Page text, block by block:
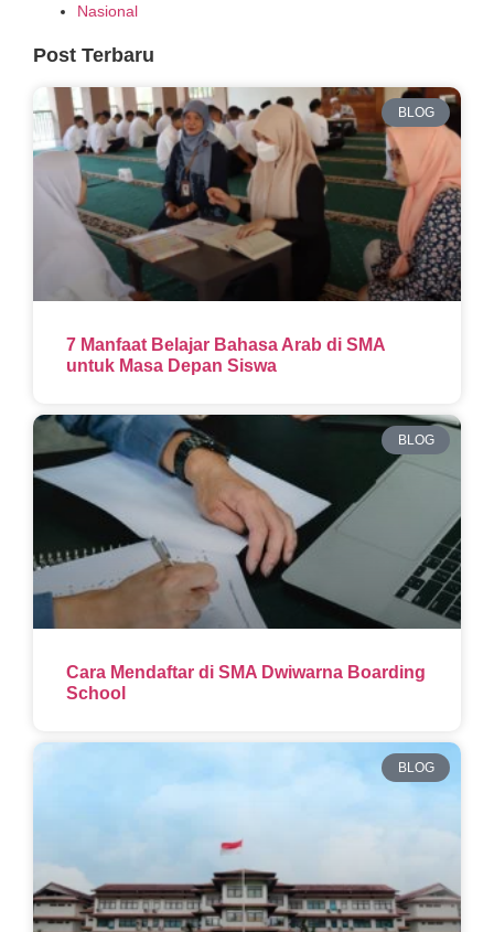
Nasional
Post Terbaru
BLOG
7 Manfaat Belajar Bahasa Arab di SMA
untuk Masa Depan Siswa
BLOG
Cara Mendaftar di SMA Dwiwarna Boarding
School
BLOG